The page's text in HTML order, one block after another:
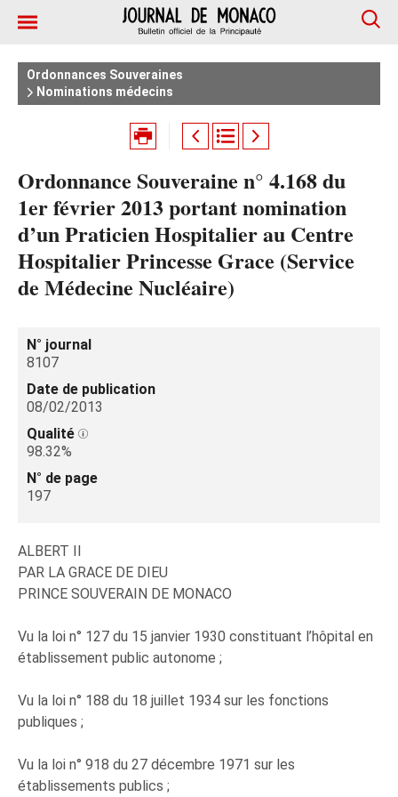
Ordonnances Souveraines
Nominations médecins
Ordonnance Souveraine n° 4.168 du
1er février 2013 portant nomination
d’un Praticien Hospitalier au Centre
Hospitalier Princesse Grace (Service
de Médecine Nucléaire)
N° journal
8107
Date de publication
08/02/2013
Qualité
98.32%
N° de page
197
ALBERT II
PAR LA GRACE DE DIEU
PRINCE SOUVERAIN DE MONACO
Vu la loi n° 127 du 15 janvier 1930 constituant l’hôpital en
établissement public autonome ;
Vu la loi n° 188 du 18 juillet 1934 sur les fonctions
publiques ;
Vu la loi n° 918 du 27 décembre 1971 sur les
établissements publics ;